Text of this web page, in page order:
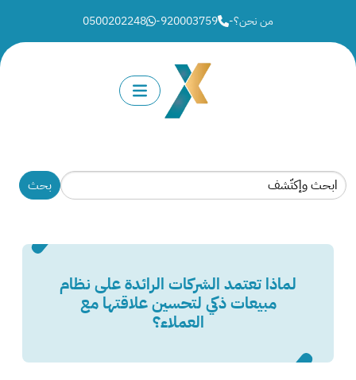
من نحن؟-
920003759
-
0500202248
لماذا تعتمد الشركات الرائدة على نظام
مبيعات ذكي لتحسين علاقتها مع
العملاء؟